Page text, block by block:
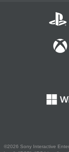
©2026 Sony Interactive